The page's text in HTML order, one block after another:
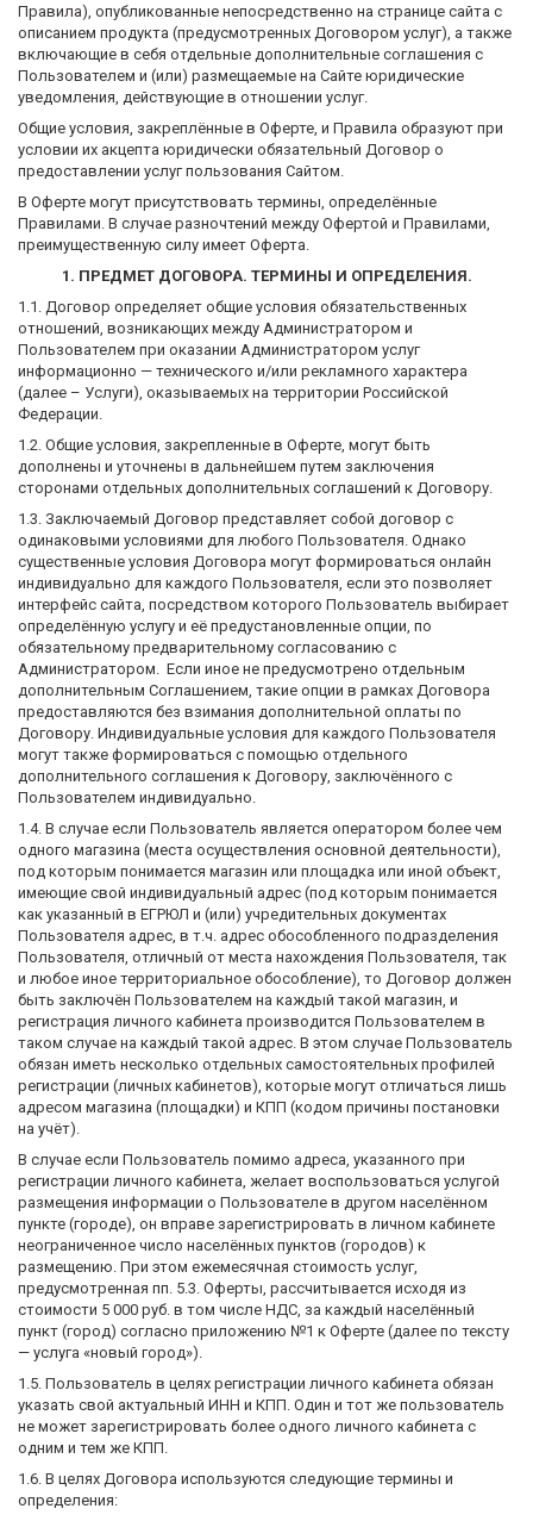
Правила), опубликованные непосредственно на странице сайта с
описанием продукта (предусмотренных Договором услуг), а также
включающие в себя отдельные дополнительные соглашения с
Пользователем и (или) размещаемые на Сайте юридические
уведомления, действующие в отношении услуг.
Общие условия, закреплённые в Оферте, и Правила образуют при
условии их акцепта юридически обязательный Договор о
предоставлении услуг пользования Сайтом.
В Оферте могут присутствовать термины, определённые
Правилами. В случае разночтений между Офертой и Правилами,
преимущественную силу имеет Оферта.
1. ПРЕДМЕТ ДОГОВОРА. ТЕРМИНЫ И ОПРЕДЕЛЕНИЯ.
1.1. Договор определяет общие условия обязательственных
отношений, возникающих между Администратором и
Пользователем при оказании Администратором услуг
информационно — технического и/или рекламного характера
(далее – Услуги), оказываемых на территории Российской
Федерации.
1.2. Общие условия, закрепленные в Оферте, могут быть
дополнены и уточнены в дальнейшем путем заключения
сторонами отдельных дополнительных соглашений к Договору.
1.3. Заключаемый Договор представляет собой договор с
одинаковыми условиями для любого Пользователя. Однако
существенные условия Договора могут формироваться онлайн
индивидуально для каждого Пользователя, если это позволяет
интерфейс сайта, посредством которого Пользователь выбирает
определённую услугу и её предустановленные опции, по
обязательному предварительному согласованию с
Администратором. Если иное не предусмотрено отдельным
дополнительным Соглашением, такие опции в рамках Договора
предоставляются без взимания дополнительной оплаты по
Договору. Индивидуальные условия для каждого Пользователя
могут также формироваться с помощью отдельного
дополнительного соглашения к Договору, заключённого с
Пользователем индивидуально.
1.4. В случае если Пользователь является оператором более чем
одного магазина (места осуществления основной деятельности),
под которым понимается магазин или площадка или иной объект,
имеющие свой индивидуальный адрес (под которым понимается
как указанный в ЕГРЮЛ и (или) учредительных документах
Пользователя адрес, в т.ч. адрес обособленного подразделения
Пользователя, отличный от места нахождения Пользователя, так
и любое иное территориальное обособление), то Договор должен
быть заключён Пользователем на каждый такой магазин, и
регистрация личного кабинета производится Пользователем в
таком случае на каждый такой адрес. В этом случае Пользователь
обязан иметь несколько отдельных самостоятельных профилей
регистрации (личных кабинетов), которые могут отличаться лишь
адресом магазина (площадки) и КПП (кодом причины постановки
на учёт).
В случае если Пользователь помимо адреса, указанного при
регистрации личного кабинета, желает воспользоваться услугой
размещения информации о Пользователе в другом населённом
пункте (городе), он вправе зарегистрировать в личном кабинете
неограниченное число населённых пунктов (городов) к
размещению. При этом ежемесячная стоимость услуг,
предусмотренная пп. 5.3. Оферты, рассчитывается исходя из
стоимости 5 000 руб. в том числе НДС, за каждый населённый
пункт (город) согласно приложению №1 к Оферте (далее по тексту
— услуга «новый город»).
1.5. Пользователь в целях регистрации личного кабинета обязан
указать свой актуальный ИНН и КПП. Один и тот же пользователь
не может зарегистрировать более одного личного кабинета с
одним и тем же КПП.
1.6. В целях Договора используются следующие термины и
определения: